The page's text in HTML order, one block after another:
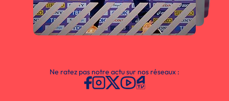
Ne ratez pas notre actu sur nos réseaux :